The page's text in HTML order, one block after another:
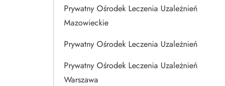
Prywatny Ośrodek Leczenia Uzależnień
Mazowieckie
Prywatny Ośrodek Leczenia Uzależnień
Prywatny Ośrodek Leczenia Uzależnień
Warszawa